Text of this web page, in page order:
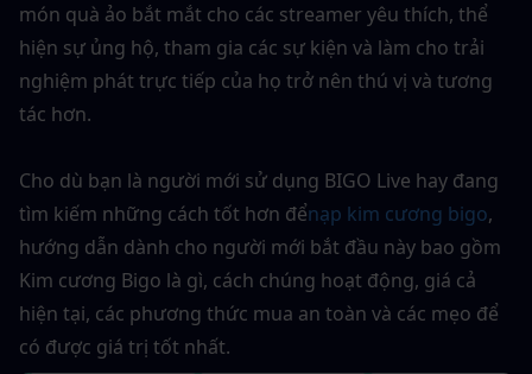
món quà ảo bắt mắt cho các streamer yêu thích, thể
hiện sự ủng hộ, tham gia các sự kiện và làm cho trải
nghiệm phát trực tiếp của họ trở nên thú vị và tương
tác hơn.
Cho dù bạn là người mới sử dụng BIGO Live hay đang
tìm kiếm những cách tốt hơn đểnạp kim cương bigo,
hướng dẫn dành cho người mới bắt đầu này bao gồm
Kim cương Bigo là gì, cách chúng hoạt động, giá cả
hiện tại, các phương thức mua an toàn và các mẹo để
có được giá trị tốt nhất.